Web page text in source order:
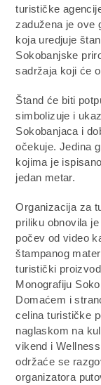
turističke
zadužena je ove
koja uredjuje
Sokobanjske
sadržaja koji će
Štand će biti
simbolizuje i
Sokobanjaca i
očekuje. Jedina
kojima je
jedan metar.
Organizacija za
priliku obnovila
počev od video
štampanog
turistički
Monografiju
Domaćem i
celina turističke
naglaskom na
vikend i
održaće se
organizatora